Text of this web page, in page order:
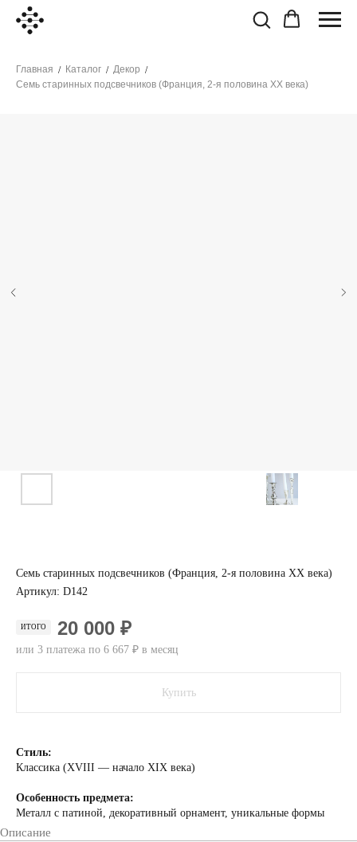
Главная / Каталог / Декор /
Семь старинных подсвечников (Франция, 2-я половина XX века)
Семь старинных подсвечников (Франция, 2-я половина XX века)
Артикул: D142
ИТОГО 20 000 ₽
или 3 платежа по 6 667 ₽ в месяц
Купить
Стиль:
Классика (XVIII — начало XIX века)
Особенность предмета:
Металл с патиной, декоративный о рнамент, уникальные формы
Описание